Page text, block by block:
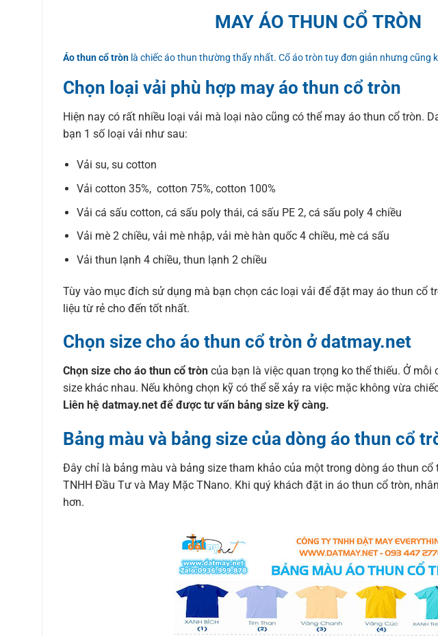
MAY ÁO THUN CỔ TRÒN
Áo thun cổ trònlà chiếc áo thun thường thấy nhất. Cổ áo tròn tuy đơn giản nhưng cũng
Chọn loại vải phù hợp may áo thun cổ tròn
Hiện nay có rất nhiều loại vải mà loại nào cũng có thể may áo thun cổ tròn.
bạn 1 số loại vải như sau:
Vải su, su cotton
Vải cotton 35%, cotton 75%, cotton 100%
Vải cá sấu cotton, cá sấu poly thái, cá sấu PE 2, cá sấu poly 4 chiều
Vải mè 2 chiều, vải mè nhập, vải mè hàn quốc 4 chiều, mè cá sấu
Vải thun lạnh 4 chiều, thun lạnh 2 chiều
Tùy vào mục đích sử dụng mà bạn chọn các loại vải để đặt may áo thun cổ
liệu từ rẻ cho đến tốt nhất.
Chọn size cho áo thun cổ tròn ở datmay.net
Chọn size cho áo thun cổ tròn của bạn là việc quan trọng ko thể thiếu. Ở mỗi
size khác nhau. Nếu không chọn kỹ có thể sẽ xảy ra việc mặc không vừa
Liên hệ datmay.net để được tư vấn bảng size kỹ càng.
Bảng màu và bảng size của dòng áo thun cổ
Đây chỉ là bảng màu và bảng size tham khảo của một trong dòng áo thun cổ
TNHH Đầu Tư và May Mặc TNano. Khi quý khách đặt in áo thun cổ tròn,
hơn.